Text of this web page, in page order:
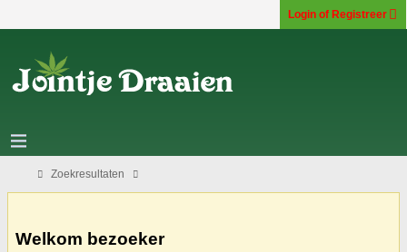
Login of Registreer
Zoekresultaten
Welkom bezoeker